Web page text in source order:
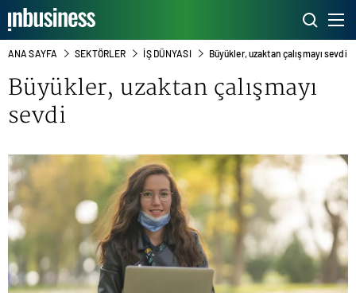
ANA SAYFA SEKTÖRLER İŞ DÜNYASI Büyükler, uzaktan çalışmayı sevdi
Büyükler, uzaktan çalışmayı
sevdi